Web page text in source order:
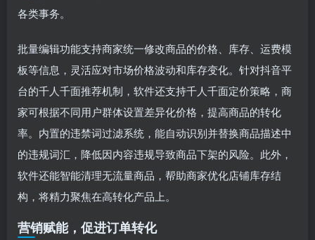
各类事务。
批量编辑功能支持商家统一修改商品的价格、库存、运费模
板等信息，灵活应对市场价格波动和库存变化。针对抖音平
台的千人千面推荐机制，软件还支持千人千面定价策略，商
家可根据不同用户群体设置差异化价格，提高商品的转化
率。内置的违禁词过滤系统，能自动识别并替换商品描述中
的违规词汇，降低因内容违规导致商品下架的风险。此外，
软件还能智能清理无流量商品，帮助商家优化店铺库存结
构，将精力聚焦在高转化产品上。
营销赋能，促进订单转化